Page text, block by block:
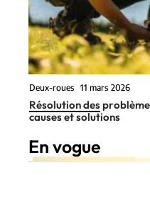
Deux-roues 11 mars 2026
Résolution des
causes et solutions
En vogue